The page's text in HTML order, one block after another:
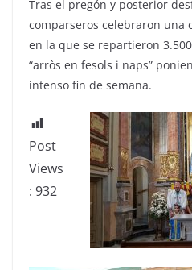
Tras el pregón y posterior
comparseros celebraron una
en la que se repartieron
“arròs en fesols i naps”
intenso fin de semana.
Post
Views
: 932